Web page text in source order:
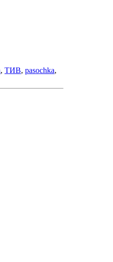
, ТИВ, pasochka,